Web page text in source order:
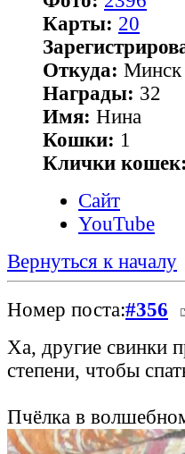
Карты: 20
Откуда: Минск
Награды: 32
Имя: Нина
Кошки: 1
Клички кошек:
Сайт
YouTube
Вернуться к началу
Номер поста:#356
Ха, другие свинки
степени, чтобы
Пчёлка в